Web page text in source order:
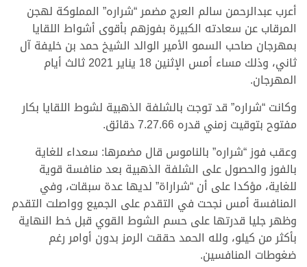
أعرب عبدالرحمن سالم العرج مضمر “شراره” المملوكة لهجن
المرقاب عن سعادته الكبيرة بفوزهم بأقوى أشواط اللقايا
بمهرجان صاحب السمو الأمير الوالد الشيخ حمد بن خليفة آل
ثاني، وذلك مساء أمس الإثنين 18 يناير 2021 ثالث أيام
المهرجان.
وكانت “شراره” قد توجت بالشلفة الذهبية لشوط اللقايا بكار
مفتوح بتوقيت زمني قدره 7.27.66 دقائق.
وعقب فوز “شراره” بالناموس قال مضمرها: سعداء للغاية
بالفوز والحصول على الشلفة الذهبية بعد منافسة قوية
للغاية، مؤكدا على أن “شراراة” لديها عدة سبقات، وفي
المنافسة أمس نجحت في التقدم على الجميع وواصلت التقدم
وظهر جليا قدرتها على حسم الشوط القوي قبل خط النهاية
بأكثر من كيلو، ولله الحمد حققت الرمز بدون أوامر رغم
ضغوطات المنافسين.